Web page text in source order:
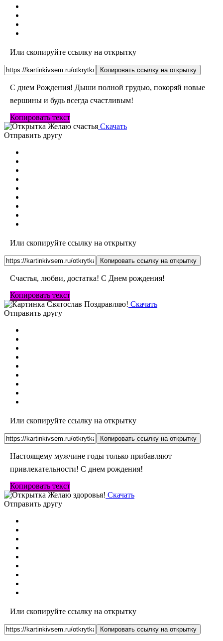
Или скопируйте ссылку на открытку
Копировать ссылку на открытку
С днем Рождения! Дыши полной грудью, покоряй новые
вершины и будь всегда счастливым!
Копировать текст
Скачать
Отправить другу
Или скопируйте ссылку на открытку
Копировать ссылку на открытку
Счастья, любви, достатка! С Днем рождения!
Копировать текст
Скачать
Отправить другу
Или скопируйте ссылку на открытку
Копировать ссылку на открытку
Настоящему мужчине годы только прибавляют
привлекательности! С днем рождения!
Копировать текст
Скачать
Отправить другу
Или скопируйте ссылку на открытку
Копировать ссылку на открытку